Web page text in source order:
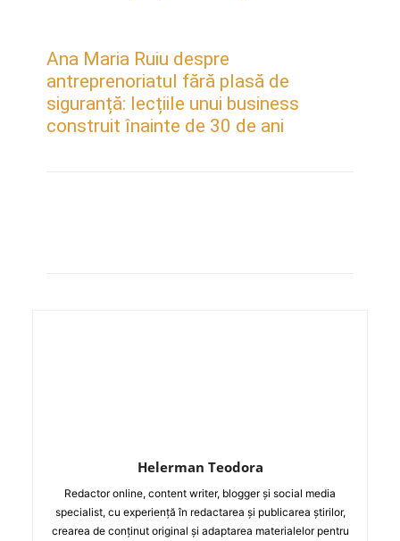
Ana Maria Ruiu despre
antreprenoriatul fără plasă de
siguranță: lecțiile unui business
construit înainte de 30 de ani
Helerman Teodora
Redactor online, content writer, blogger și social media
specialist, cu experiență în redactarea și publicarea știrilor,
crearea de conținut original și adaptarea materialelor pentru